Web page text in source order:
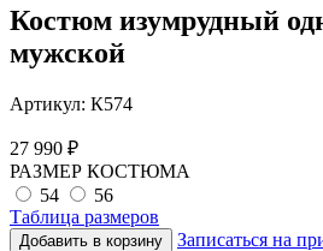
Костюм изумрудный
мужской
Артикул: К574
27 990 ₽
РАЗМЕР КОСТЮМА
54
56
Таблица размеров
Добавить в корзину
Записаться на